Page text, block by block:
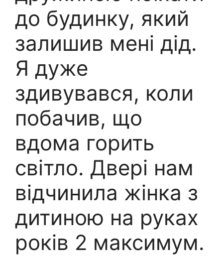
до будинку, який
залишив мені дід.
Я дуже
здивувався, коли
побачив, що
вдома горить
світло. Двері нам
відчинила жінка з
дитиною на руках
років 2 максимум.